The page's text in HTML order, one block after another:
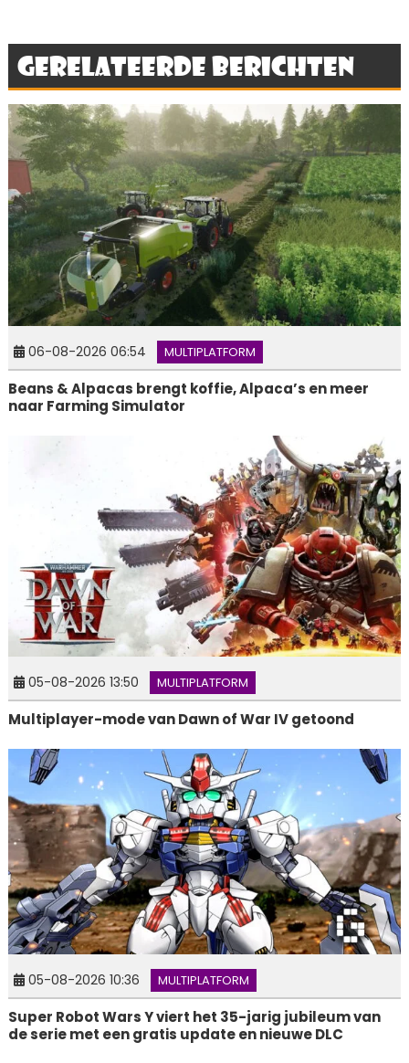
Gerelateerde berichten
06-08-2026 06:54 MULTIPLATFORM
Beans & Alpacas brengt koffie, Alpaca’s en meer
naar Farming Simulator
05-08-2026 13:50 MULTIPLATFORM
Multiplayer-mode van Dawn of War IV getoond
05-08-2026 10:36 MULTIPLATFORM
Super Robot Wars Y viert het 35-jarig jubileum van
de serie met een gratis update en nieuwe DLC